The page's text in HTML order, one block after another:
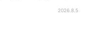
2026.8.5